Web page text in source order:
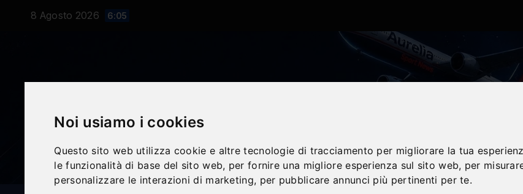
Noi usiamo i cookies
Questo sito web utilizza cookie e altre tecnologie di tracciamento per migliorare la tua
le funzionalità di base del sito web, per fornire una migliore esperienza sul sito web, per
personalizzare le interazioni di marketing, per pubblicare annunci più pertinenti per te.
8 Agosto 2026 6:05